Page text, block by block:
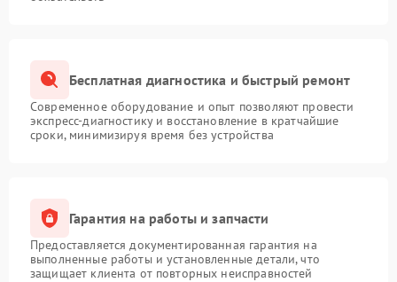
Бесплатная диагностика и быстрый ремонт
Современное оборудование и опыт позволяют провести
экспресс-диагностику и восстановление в кратчайшие
сроки, минимизируя время без устройства
Гарантия на работы и запчасти
Предоставляется документированная гарантия на
выполненные работы и установленные детали, что
защищает клиента от повторных неисправностей